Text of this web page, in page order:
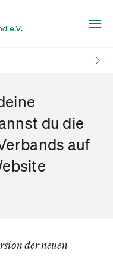
e.V.
du die
auf
der neuen